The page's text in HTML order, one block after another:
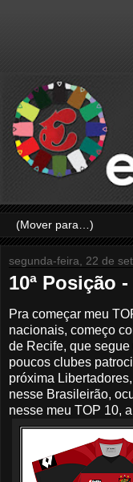
segunda-feira, 22 de
10ª Posição
Pra começar meu
nacionais, começo
de Recife, que
poucos clubes
próxima
nesse Brasileirão,
nesse meu TOP 10,